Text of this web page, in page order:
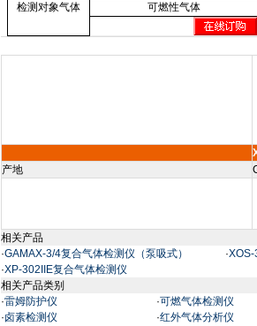
检测对象气体
可燃性气体
产地
相关产品
·GAMAX-3/4复合气体检测仪（泵吸式） ·
·XP-302IIE复合气体检测仪
相关产品类别
·雷姆防护仪 ·可燃气体检测仪
·卤素检测仪 ·红外气体分析仪